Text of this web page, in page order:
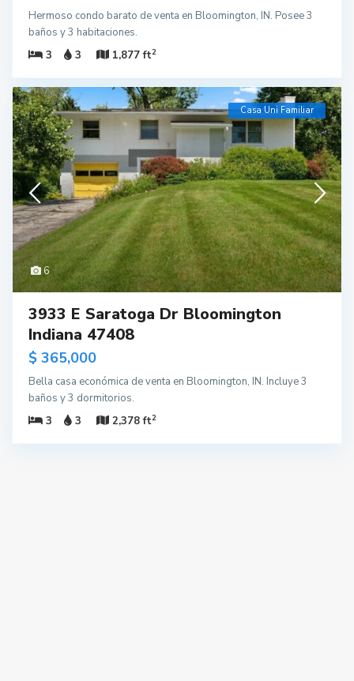
Hermoso condo barato de venta en Bloomington, IN. Posee 3
baños y 3 habitaciones.
3
3 1,877 ft2
6
Casa Uni Familiar
3933 E Saratoga Dr Bloomington
Indiana 47408
$ 365,000
Bella casa económica de venta en Bloomington, IN. Incluye 3
baños y 3 dormitorios.
3
3 2,378 ft2